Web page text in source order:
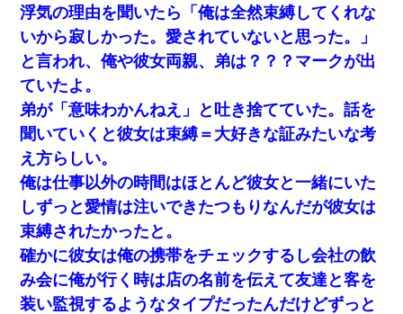
浮気の理由を聞いたら「俺は全然束縛してくれな
いから寂しかった。愛されていないと思った。」
と言われ、俺や彼女両親、弟は？？？マークが出
ていたよ。
弟が「意味わかんねえ」と吐き捨てていた。話を
聞いていくと彼女は束縛＝大好きな証みたいな考
え方らしい。
俺は仕事以外の時間はほとんど彼女と一緒にいた
しずっと愛情は注いできたつもりなんだが彼女は
束縛されたかったと。
確かに彼女は俺の携帯をチェックするし会社の飲
み会に俺が行く時は店の名前を伝えて友達と客を
装い監視するようなタイプだったんだけどずっと